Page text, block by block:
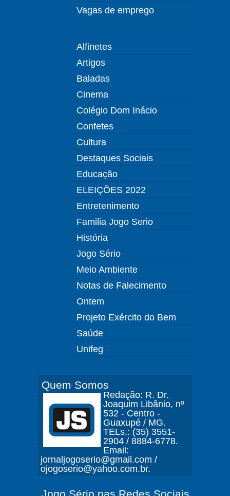
Vagas de emprego
Alfinetes
Artigos
Baladas
Cinema
Colégio Dom Inácio
Confetes
Cultura
Destaques Sociais
Educação
ELEIÇÕES 2022
Entretenimento
Familia Jogo Serio
História
Jogo Sério
Meio Ambiente
Notas de Falecimento
Ontem
Projeto Exército do Bem
Saúde
Unifeg
Quem Somos
Redação: R. Dr.
Joaquim Libânio, nº
532 - Centro -
Guaxupé / MG.
TELs.: (35) 3551-
2904 / 8884-6778.
Email:
jornaljogoserio@gmail.com /
ojogoserio@yahoo.com.br.